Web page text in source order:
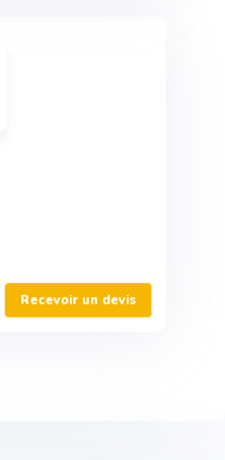
Recevoir un devis